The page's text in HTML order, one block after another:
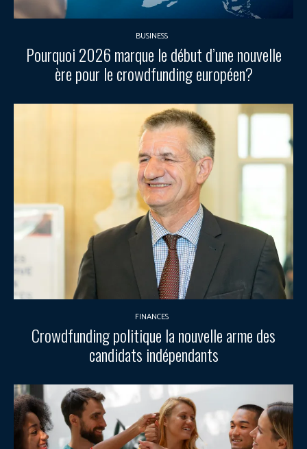
BUSINESS
Pourquoi 2026 marque le début d’une nouvelle
ère pour le crowdfunding européen?
FINANCES
Crowdfunding politique la nouvelle arme des
candidats indépendants